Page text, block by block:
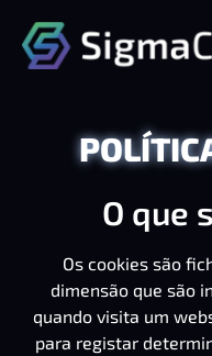
O que
Os cookies são
dimensão que são
quando visita um
para registar